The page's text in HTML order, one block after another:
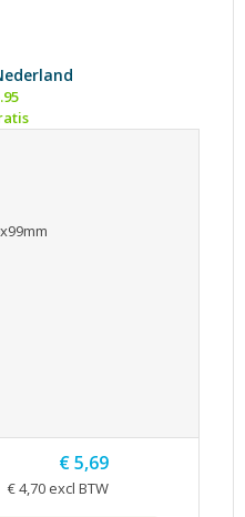
€ 5,69
€ 4,70 excl BTW